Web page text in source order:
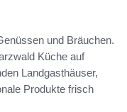
und Bräuchen.
Küche auf
Landgasthäuser,
Produkte frisch